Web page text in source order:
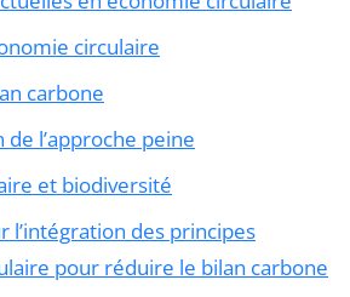
circulaire
carbone
l’approche peine
et biodiversité
l’intégration des principes
pour réduire le bilan carbone